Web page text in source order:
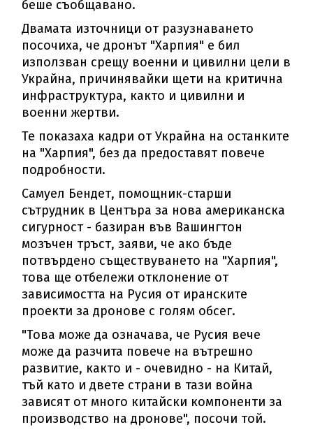
беше съобщавано.
Двамата източници от разузнаването
посочиха, че дронът "Харпия" е бил
използван срещу военни и цивилни цели в
Украйна, причинявайки щети на критична
инфраструктура, както и цивилни и
военни жертви.
Те показаха кадри от Украйна на останките
на "Харпия", без да предоставят повече
подробности.
Самуел Бендет, помощник-старши
сътрудник в Центъра за нова американска
сигурност - базиран във Вашингтон
мозъчен тръст, заяви, че ако бъде
потвърдено съществуването на "Харпия",
това ще отбележи отклонение от
зависимостта на Русия от иранските
проекти за дронове с голям обсег.
"Това може да означава, че Русия вече
може да разчита повече на вътрешно
развитие, както и - очевидно - на Китай,
тъй като и двете страни в тази война
зависят от много китайски компоненти за
производство на дронове", посочи той.